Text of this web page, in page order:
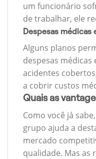
um funcionário
de trabalhar, ele
Despesas médicas
Alguns planos
despesas
acidentes
a cobrir custos
Quais as
Como você já
grupo ajuda a
mercado
qualidade. Mas as